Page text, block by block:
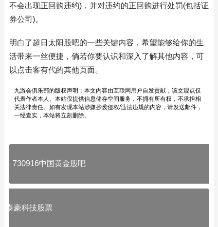
不会出现正回购违约)，并对违约的正回购进行处罚(包括证
券公司)。
明白了超日太阳股吧的一些关键内容，希望能够给你的生
活带来一丝便捷，倘若你要认识和深入了解其他内容，可
以点击客有代的其他页面。
九游会俱乐部的版权声明：本文内容由互联网用户自发贡献，该文观点仅
代表作者本人。本站仅提供信息储存空间服务，不拥有所有权，不承担相
关法律责任。如有发现本站涉嫌抄袭侵权/违法违规的内容，请发送邮件，
一经查实，本站将立刻删除。
730916中国黄金股吧
泰豪科技股票